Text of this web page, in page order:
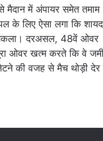
में अंपायर समेत तमाम
के लिए ऐसा लगा कि
दरअसल, 48वें ओवर
ओवर खत्म करते कि वे
की वजह से मैच थोड़ी